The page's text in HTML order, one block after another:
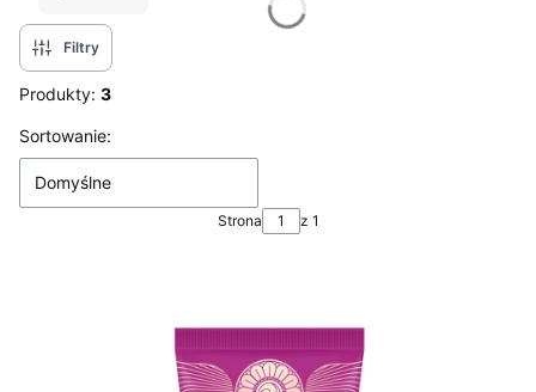
Filtry
Produkty: 3
Lista produktów
Sortowanie:
Domyślne
Strona z 1